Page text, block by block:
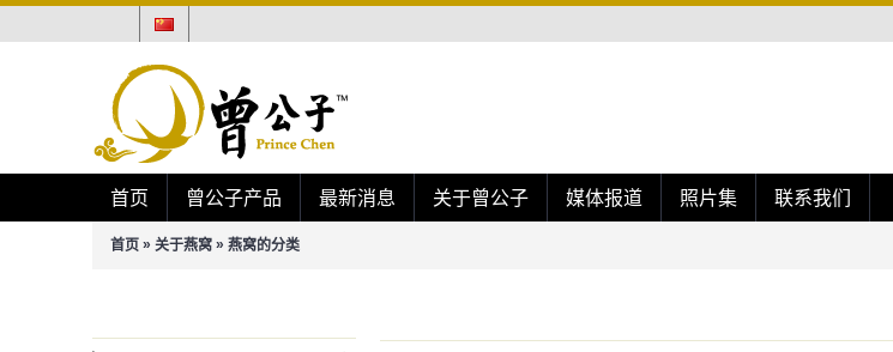
首页 曾公子产品 最新消息 关于曾公子 媒体报道 照片集 联系我们
首页 » 关于燕窝 » 燕窝的分类